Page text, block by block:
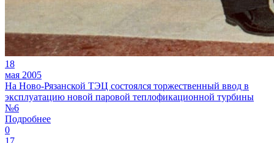
18
мая 2005
На Ново-Рязанской ТЭЦ состоялся торжественный ввод в
эксплуатацию новой паровой теплофикационной турбины
№6
Подробнее
0
17